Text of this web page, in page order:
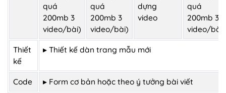
quá
200mb 3
video/bài)
quá
200mb 3
video/bài)
dựng
video
quá
200mb 3
video/bài)
Thiết
kế
▸ Thiết kế dàn trang mẫu mới
Code ▸ Form cơ bản hoặc theo ý tưởng bài viết